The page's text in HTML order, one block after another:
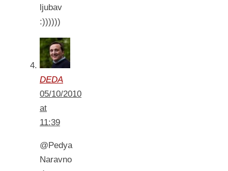
ljubav
:))))))
DEDA
05/10/2010
at
11:39
@Pedya
Naravno